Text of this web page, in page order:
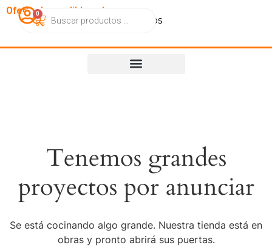
OfertasImperdibles.cl
CatálogoContactoNosotros
0
Tenemos grandes
proyectos por anunciar
Se está cocinando algo grande. Nuestra tienda está en
obras y pronto abrirá sus puertas.